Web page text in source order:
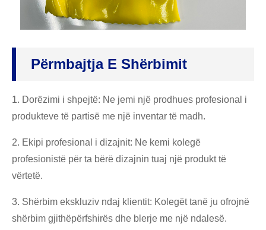
Përmbajtja E Shërbimit
1. Dorëzimi i shpejtë: Ne jemi një prodhues profesional i
produkteve të partisë me një inventar të madh.
2. Ekipi profesional i dizajnit: Ne kemi kolegë
profesionistë për ta bërë dizajnin tuaj një produkt të
vërtetë.
3. Shërbim ekskluziv ndaj klientit: Kolegët tanë ju ofrojnë
shërbim gjithëpërfshirës dhe blerje me një ndalesë.